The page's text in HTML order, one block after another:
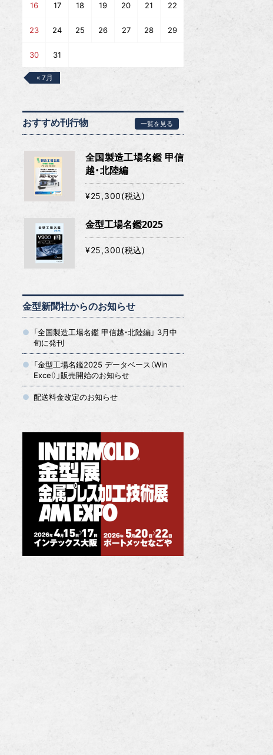
16 17 18 19 20 21 22
23 24 25 26 27 28 29
30 31
« 7月
おすすめ刊行物 一覧を見る
全国製造工場名鑑 甲信
越・北陸編
¥25,300(税込)
金型工場名鑑2025
¥25,300(税込)
金型新聞社からのお知らせ
「全国製造工場名鑑 甲信越・北陸編」 3月中
旬に発刊
「金型工場名鑑2025 データベース（Win
Excel）」販売開始のお知らせ
配送料金改定のお知らせ